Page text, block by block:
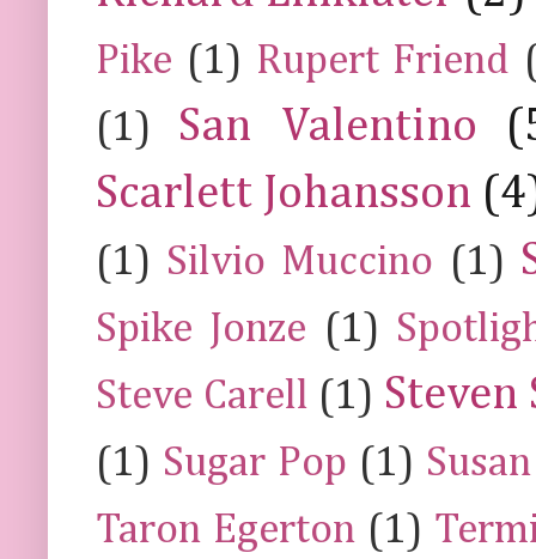
Pike (1) Rupert Friend
(1)
San Valentino
Scarlett Johansson
(1) Silvio Muccino (1)
Spike Jonze (1)
Steve Carell (1) Steven
(1) Sugar Pop (1)
Taron Egerton (1)